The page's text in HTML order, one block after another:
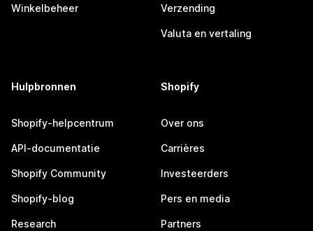
Winkelbeheer Verzending
Valuta en vertaling
Hulpbronnen
Shopify-helpcentrum
API-documentatie
Shopify Community
Shopify-blog
Research
Shopify
Over ons
Carrières
Investeerders
Pers en media
Partners